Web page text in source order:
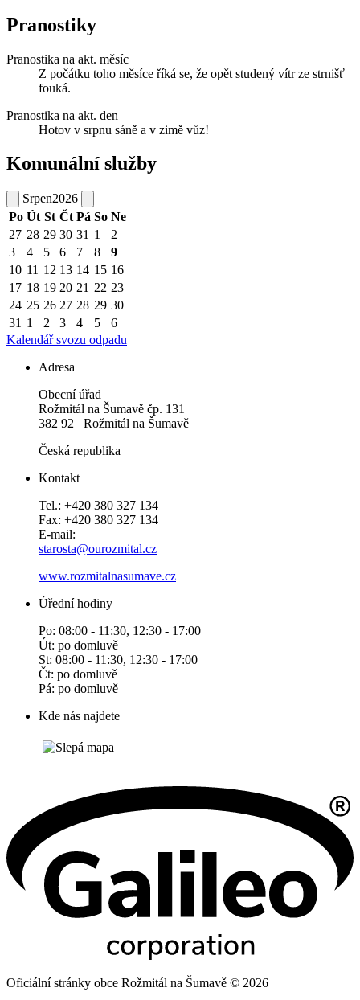
Pranostiky
Pranostika na akt. měsíc
Z počátku toho měsíce říká se, že opět studený vítr ze strnišť
fouká.
Pranostika na akt. den
Hotov v srpnu sáně a v zimě vůz!
Komunální služby
Srpen2026
Po Út St Čt Pá So Ne
27 28 29 30 31 1
2
3
4 5 6 7 8
9
10 11 12 13 14 15 16
17 18 19 20 21 22 23
24 25 26 27 28 29 30
31 1 2 3 4 5
6
Kalendář svozu odpadu
Adresa
Obecní úřad
Rožmitál na Šumavě čp. 131
382 92 Rožmitál na Šumavě
Česká republika
Kontakt
Tel.: +420 380 327 134
Fax: +420 380 327 134
E-mail:
starosta@ourozmital.cz
www.rozmitalnasumave.cz
Úřední hodiny
Po: 08:00 - 11:30, 12:30 - 17:00
Út: po domluvě
St: 08:00 - 11:30, 12:30 - 17:00
Čt: po domluvě
Pá: po domluvě
Kde nás najdete
Oficiální stránky obce Rožmitál na Šumavě © 2026